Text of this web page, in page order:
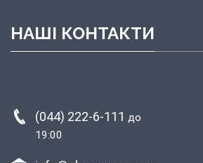
НАШІ КОНТАКТИ
(044) 222-6-111 до
19:00